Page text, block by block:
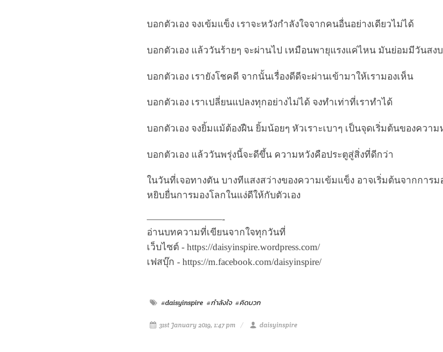
บอกตัวเอง จงเข้มแข็ง เราจะหวังกำลังใจจากคนอื่นอย่างเดียวไม่ได้
บอกตัวเอง แล้ววันร้ายๆ จะผ่านไป เหมือนพายุแรงแค่ไหน มันย่อมมีวันสงบ
บอกตัวเอง เรายังโชคดี จากนั้นเรื่องดีดีจะผ่านเข้ามาให้เรามองเห็น
บอกตัวเอง เราเปลี่ยนแปลงทุกอย่างไม่ได้ จงทำเท่าที่เราทำได้
บอกตัวเอง จงยิ้มแม้ต้องฝืน ยิ้มน้อยๆ หัวเราะเบาๆ เป็นจุดเริ่มต้นของความ
บอกตัวเอง แล้ววันพรุ่งนี้จะดีขึ้น ความหวังคือประตูสู่สิ่งที่ดีกว่า
ในวันที่เจอทางตัน บางทีแสงสว่างของความเข้มแข็ง อาจเริ่มต้นจากการม
หยิบยื่นการมองโลกในแง่ดีให้กับตัวเอง
————————-
อ่านบทความที่เขียนจากใจทุกวันที่
เว็บไซต์ - https://daisyinspire.wordpress.com/
เฟสบุ๊ก - https://m.facebook.com/daisyinspire/
#daisyinspire #กำลังใจ #คิดบวก
31st January 2019, 1:47 pm daisyinspire